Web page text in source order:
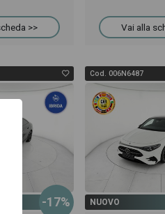
>> Vai alla
-17%
Cod. 006N6487
NUOVO